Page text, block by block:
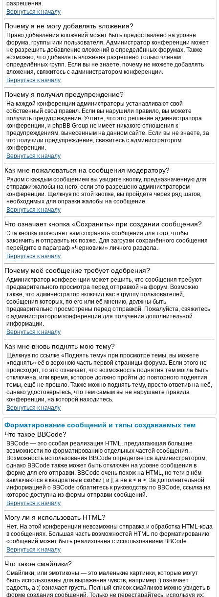
разрешения.
Вернуться к началу
Почему я не могу добавлять вложения?
Право добавления вложений может быть предоставлено на уровне
форума, группы или пользователя. Администратор конференции может
не разрешить добавление вложений в определённых форумах. Также
возможно, что добавлять вложения разрешено только членам
определённых групп. Если вы не знаете, почему не можете добавлять
вложения, свяжитесь с администратором конференции.
Вернуться к началу
Почему я получил предупреждение?
На каждой конференции администраторы устанавливают свой
собственный свод правил. Если вы нарушили правило, вы можете
получить предупреждение. Учтите, что это решение администратора
конференции, и phpBB Group не имеет никакого отношения к
предупреждениям, вынесенным на данном сайте. Если вы не знаете, за
что получили предупреждение, свяжитесь с администратором
конференции.
Вернуться к началу
Как мне пожаловаться на сообщения модератору?
Рядом с каждым сообщением вы увидите кнопку, предназначенную для
отправки жалобы на него, если это разрешено администратором
конференции. Щёлкнув по этой кнопке, вы пройдёте через ряд шагов,
необходимых для оправки жалобы на сообщение.
Вернуться к началу
Что означает кнопка «Сохранить» при создании сообщения?
Эта кнопка позволяет вам сохранять сообщения для того, чтобы
закончить и отправить их позже. Для загрузки сохранённого сообщения
перейдите в параграф «Черновики» личного раздела.
Вернуться к началу
Почему моё сообщение требует одобрения?
Администратор конференции может решить, что сообщения требуют
предварительного просмотра перед отправкой на форум. Возможно
также, что администратор включил вас в группу пользователей,
сообщения которых, по его или её мнению, должны быть
предварительно просмотрены перед отправкой. Пожалуйста, свяжитесь
с администратором конференции для получения дополнительной
информации.
Вернуться к началу
Как мне вновь поднять мою тему?
Щёлкнув по ссылке «Поднять тему» при просмотре темы, вы можете
«поднять» её в верхнюю часть первой страницы форума. Если этого не
происходит, то это означает, что возможность поднятия тем могла быть
отключена, или время, которое должно пройти до повторного поднятия
темы, ещё не прошло. Также можно поднять тему, просто ответив на неё,
однако удостоверьтесь, что тем самым вы не нарушаете правила
конференции, на которой находитесь.
Вернуться к началу
Форматирование сообщений и типы создаваемых тем
Что такое BBCode?
BBCode — это особая реализация HTML, предлагающая большие
возможности по форматированию отдельных частей сообщения.
Возможность использования BBCode определяется администратором,
однако BBCode также может быть отключён на уровне сообщения в
форме для его отправки. BBCode очень похож на HTML, но теги в нём
заключаются в квадратные скобки [ и ], а не в < и >. За дополнительной
информацией о BBCode обратитесь к руководству по BBCode, ссылка на
которое доступна из формы отправки сообщений.
Вернуться к началу
Могу ли я использовать HTML?
Нет. На этой конференции невозможны отправка и обработка HTML-кода
в сообщениях. Большая часть возможностей HTML по форматированию
сообщений может быть реализована с использованием BBCode.
Вернуться к началу
Что такое смайлики?
Смайлики, или эмотиконы — это маленькие картинки, которые могут
быть использованы для выражения чувств, например :) означает
радость, а :( означает грусть. Полный список смайликов можно увидеть в
форме создания сообщений. Только не перестарайтесь, используя их: